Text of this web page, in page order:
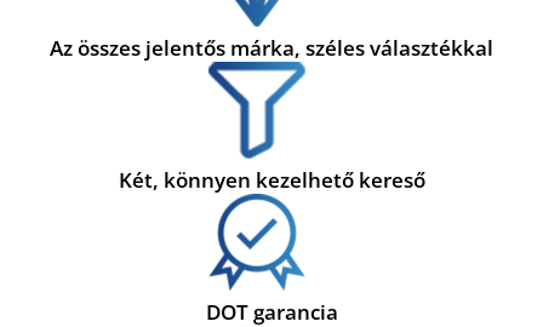
Az összes jelentős márka, széles választékkal
Két, könnyen kezelhető kereső
DOT garancia